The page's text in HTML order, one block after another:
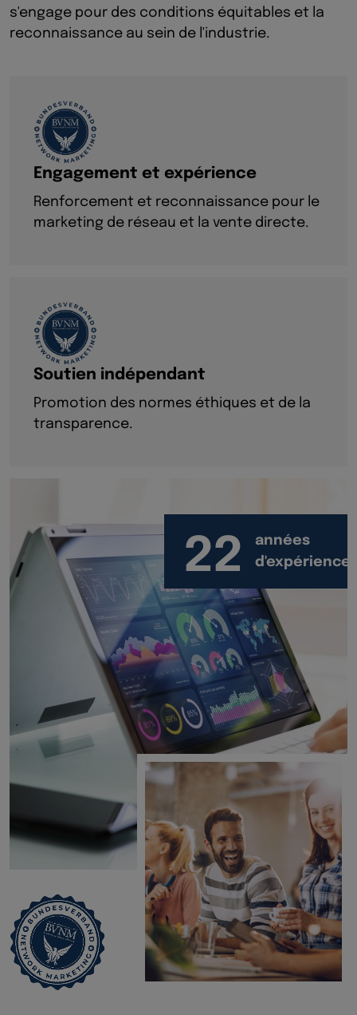
22
années
d'expérience
s'engage pour des conditions équitables et la
reconnaissance au sein de l'industrie.
Engagement et expérience
Renforcement et reconnaissance pour le
marketing de réseau et la vente directe.
Soutien indépendant
Promotion des normes éthiques et de la
transparence.